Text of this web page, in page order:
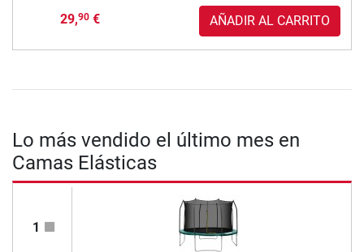
29,90€ AÑADIR AL CARRITO
Lo más vendido el último mes en
Camas Elásticas
1